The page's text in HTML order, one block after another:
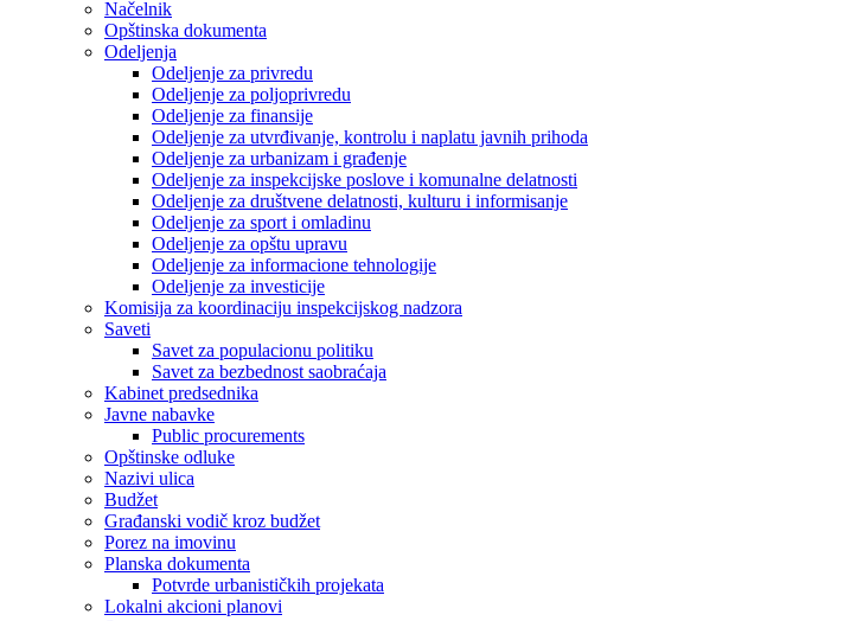
Načelnik
Opštinska dokumenta
Odeljenja
Odeljenje za privredu
Odeljenje za poljoprivredu
Odeljenje za finansije
Odeljenje za utvrđivanje, kontrolu i naplatu javnih prihoda
Odeljenje za urbanizam i građenje
Odeljenje za inspekcijske poslove i komunalne delatnosti
Odeljenje za društvene delatnosti, kulturu i informisanje
Odeljenje za sport i omladinu
Odeljenje za opštu upravu
Odeljenje za informacione tehnologije
Odeljenje za investicije
Komisija za koordinaciju inspekcijskog nadzora
Saveti
Savet za populacionu politiku
Savet za bezbednost saobraćaja
Kabinet predsednika
Javne nabavke
Public procurements
Opštinske odluke
Nazivi ulica
Budžet
Građanski vodič kroz budžet
Porez na imovinu
Planska dokumenta
Potvrde urbanističkih projekata
Lokalni akcioni planovi